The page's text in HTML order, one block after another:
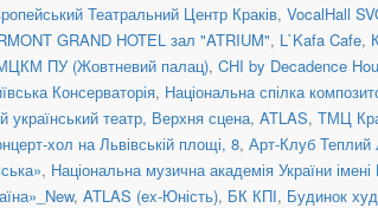
Театральний Центр Краків, VocalHall
GRAND HOTEL зал "ATRIUM", L`Kafa Cafe,
ПУ (Жовтневий палац), CHI by Decadence
Консерваторія, Національна спілка
український театр, Верхня сцена, ATLAS, ТМЦ
хол на Львівській площі, 8, Арт-Клуб Теплий
, Національна музична академія України
, ATLAS (ex-Юність), БК КПІ, Будинок